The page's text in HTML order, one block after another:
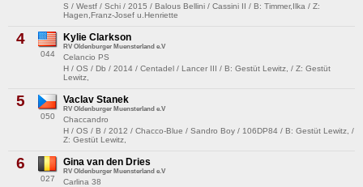
S / Westf / Schi / 2015 / Balous Bellini / Cassini II / B: Timmer,Ilka / Z:
Hagen,Franz-Josef u.Henriette
4
044
Kylie Clarkson
RV Oldenburger Muensterland e.V
Celancio PS
H / OS / Db / 2014 / Centadel / Lancer III / B: Gestüt Lewitz, / Z: Gestüt
Lewitz,
5
050
Vaclav Stanek
RV Oldenburger Muensterland e.V
Chaccandro
H / OS / B / 2012 / Chacco-Blue / Sandro Boy / 106DP84 / B: Gestüt Lewitz, /
Z: Gestüt Lewitz,
6
027
Gina van den Dries
RV Oldenburger Muensterland e.V
Carlina 38